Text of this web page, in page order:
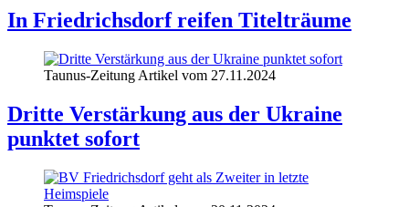
In Friedrichsdorf reifen Titelträume
Taunus-Zeitung Artikel vom 27.11.2024
Dritte Verstärkung aus der Ukraine
punktet sofort